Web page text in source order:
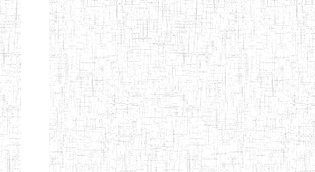
TEACHER'S
TRAINING
COLLEGE
"K.T.T.C NDOP"
ENIEG PRIVEE
BILINGUE
LAIQUE LES
01/09/2015 ENIEG